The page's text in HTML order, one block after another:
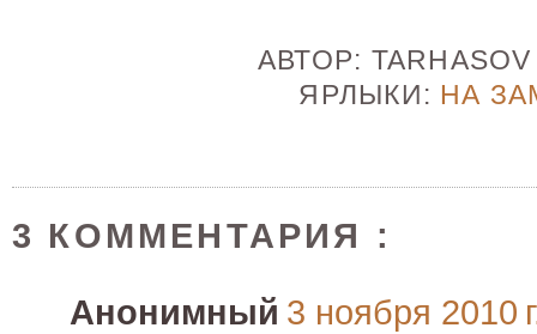
АВТОР:
ЯРЛЫКИ: НА
3 КОММЕНТАРИЯ :
Анонимный 3 ноября 2010